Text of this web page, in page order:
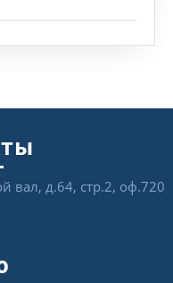
вал, д.64, стр.2, оф.720